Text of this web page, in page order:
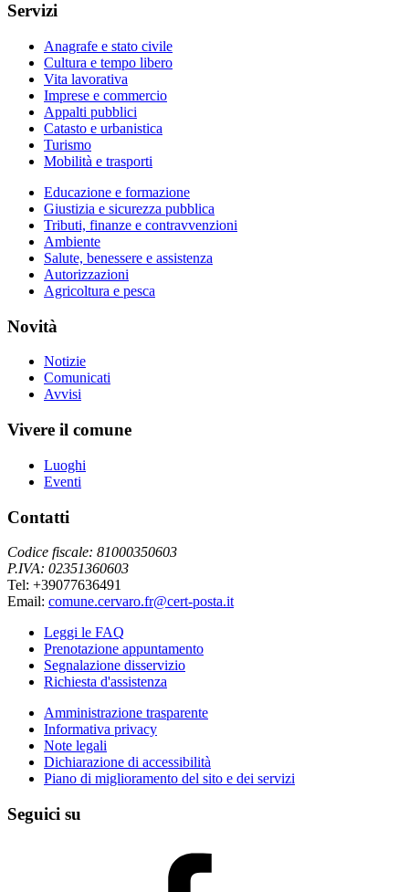
Servizi
Anagrafe e stato civile
Cultura e tempo libero
Vita lavorativa
Imprese e commercio
Appalti pubblici
Catasto e urbanistica
Turismo
Mobilità e trasporti
Educazione e formazione
Giustizia e sicurezza pubblica
Tributi, finanze e contravvenzioni
Ambiente
Salute, benessere e assistenza
Autorizzazioni
Agricoltura e pesca
Novità
Notizie
Comunicati
Avvisi
Vivere il comune
Luoghi
Eventi
Contatti
Codice fiscale: 81000350603
P.IVA: 02351360603
Tel: +39077636491
Email: comune.cervaro.fr@cert-posta.it
Leggi le FAQ
Prenotazione appuntamento
Segnalazione disservizio
Richiesta d'assistenza
Amministrazione trasparente
Informativa privacy
Note legali
Dichiarazione di accessibilità
Piano di miglioramento del sito e dei servizi
Seguici su